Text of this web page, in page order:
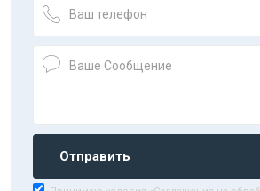
Отправить